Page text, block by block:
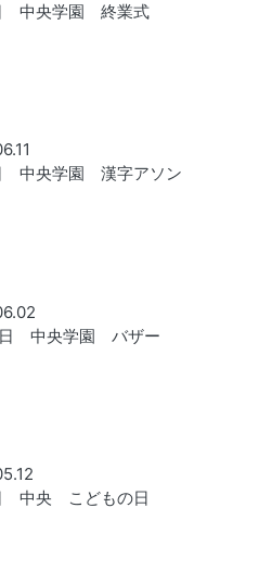
中央学園 終業式
中央学園 漢字アソン
中央学園 バザー
中央 こどもの日